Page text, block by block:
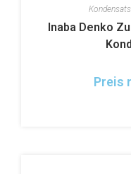
Inaba Denko
Preis